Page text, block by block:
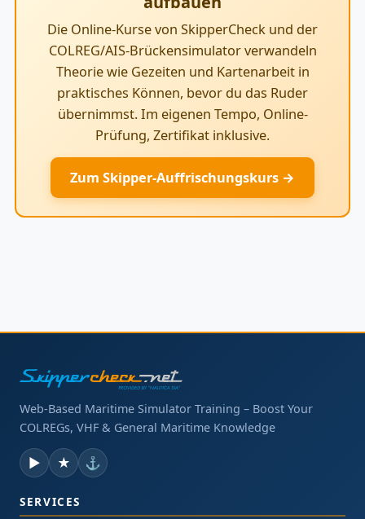
Die Online-Kurse von SkipperCheck und der
COLREG/AIS-Brückensimulator verwandeln
Theorie wie Gezeiten und Kartenarbeit in
praktisches Können, bevor du das Ruder
übernimmst. Im eigenen Tempo, Online-
Prüfung, Zertifikat inklusive.
Zum Skipper-Auffrischungskurs →
Web-Based Maritime Simulator Training – Boost Your
COLREGs, VHF & General Maritime Knowledge
▶ ★ ⚓
SERVICES